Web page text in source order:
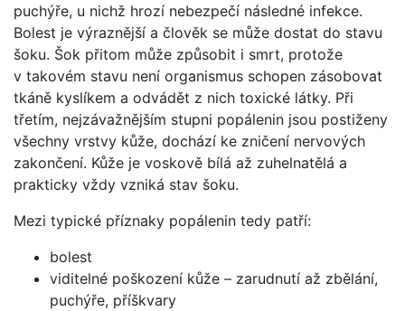
puchýře, u nichž hrozí nebezpečí následné infekce.
Bolest je výraznější a člověk se může dostat do stavu
šoku. Šok přitom může způsobit i smrt, protože
v takovém stavu není organismus schopen zásobovat
tkáně kyslíkem a odvádět z nich toxické látky. Při
třetím, nejzávažnějším stupni popálenin jsou postiženy
všechny vrstvy kůže, dochází ke zničení nervových
zakončení. Kůže je voskově bílá až zuhelnatělá a
prakticky vždy vzniká stav šoku.
Mezi typické příznaky popálenin tedy patří:
bolest
viditelné poškození kůže – zarudnutí až zbělání,
puchýře, příškvary